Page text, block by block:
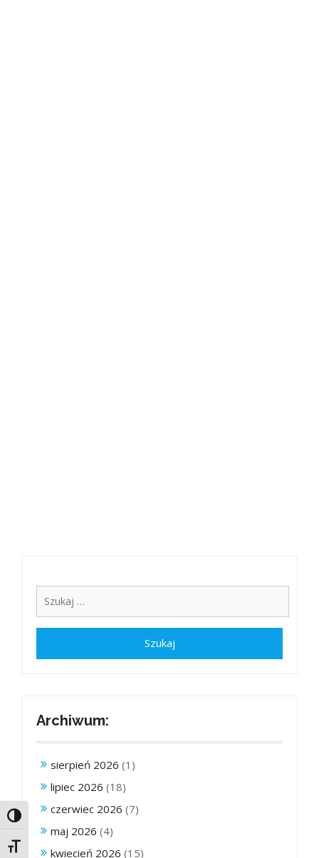
Toggle High Contrast
Toggle Font size
Archiwum:
sierpień 2026 (1)
lipiec 2026 (18)
czerwiec 2026 (7)
maj 2026 (4)
kwiecień 2026 (15)